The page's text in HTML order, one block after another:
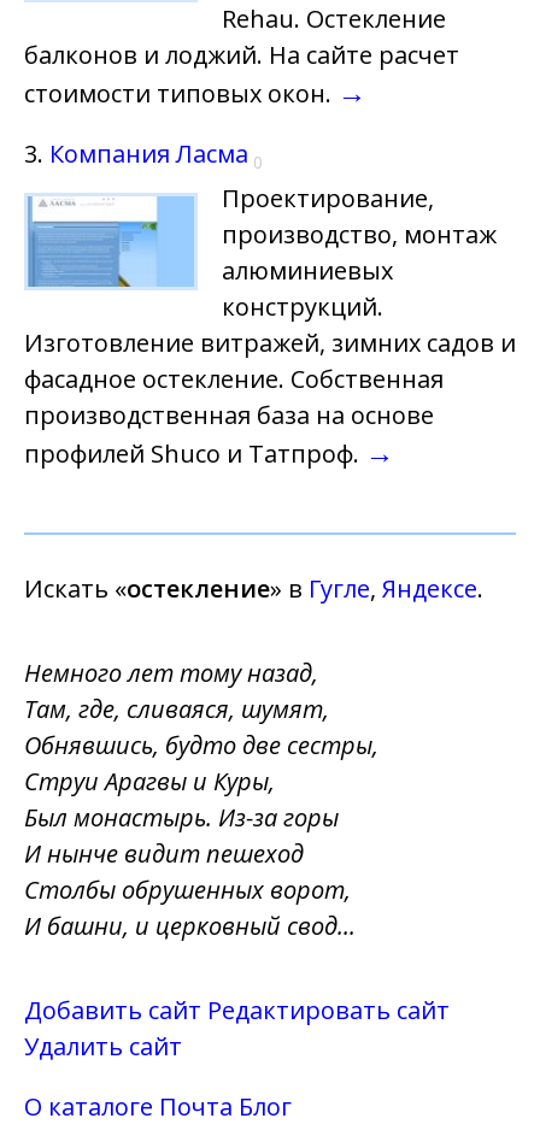
Rehau. Остекление
балконов и лоджий. На сайте расчет
стоимости типовых окон. →
3. Компания Ласма 0
Проектирование,
производство, монтаж
алюминиевых
конструкций.
Изготовление витражей, зимних садов и
фасадное остекление. Собственная
производственная база на основе
профилей Shuco и Татпроф. →
Искать «остекление» в Гугле, Яндексе.
Немного лет тому назад,
Там, где, сливаяся, шумят,
Обнявшись, будто две сестры,
Струи Арагвы и Куры,
Был монастырь. Из-за горы
И нынче видит пешеход
Столбы обрушенных ворот,
И башни, и церковный свод...
Добавить сайт Редактировать сайт
Удалить сайт
О каталоге Почта Блог